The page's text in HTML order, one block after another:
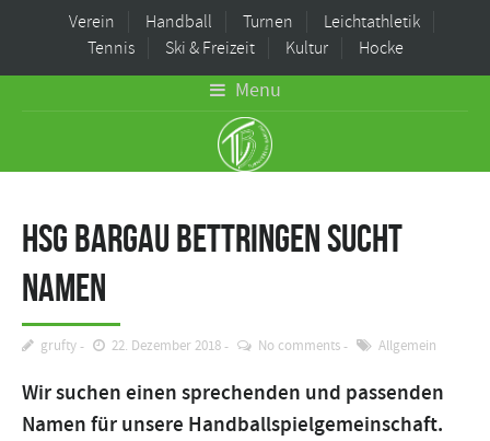
Verein Handball Turnen
Leichtathletik
Tennis
Ski & Freizeit Kultur Hocke
Menu
HSG Bargau Bettringen sucht
Namen
grufty 22. Dezember 2018 No comments Allgemein
Wir suchen einen sprechenden und passenden
Namen für unsere Handballspielgemeinschaft.